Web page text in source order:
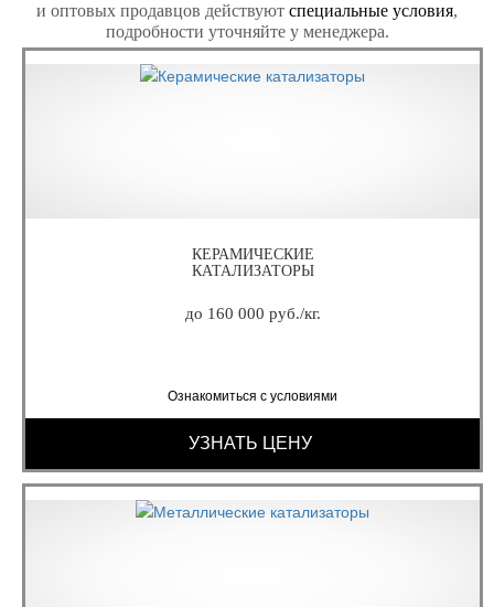
и оптовых продавцов действуют специальные условия,
подробности уточняйте у менеджера.
КЕРАМИЧЕСКИЕ
КАТАЛИЗАТОРЫ
до 160 000 руб./кг.
Ознакомиться с условиями
УЗНАТЬ ЦЕНУ